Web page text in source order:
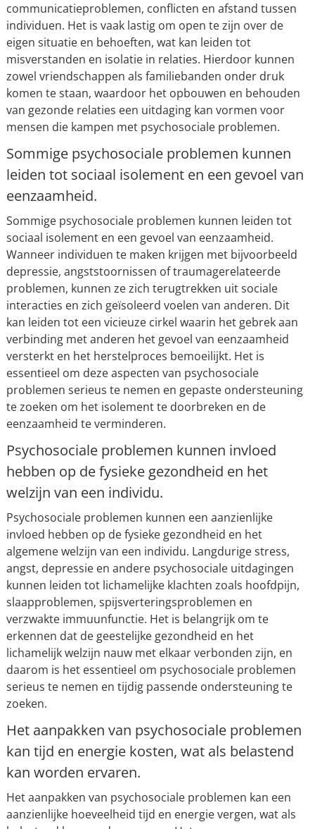
communicatieproblemen, conflicten en afstand tussen
individuen. Het is vaak lastig om open te zijn over de
eigen situatie en behoeften, wat kan leiden tot
misverstanden en isolatie in relaties. Hierdoor kunnen
zowel vriendschappen als familiebanden onder druk
komen te staan, waardoor het opbouwen en behouden
van gezonde relaties een uitdaging kan vormen voor
mensen die kampen met psychosociale problemen.
Sommige psychosociale problemen kunnen
leiden tot sociaal isolement en een gevoel van
eenzaamheid.
Sommige psychosociale problemen kunnen leiden tot
sociaal isolement en een gevoel van eenzaamheid.
Wanneer individuen te maken krijgen met bijvoorbeeld
depressie, angststoornissen of traumagerelateerde
problemen, kunnen ze zich terugtrekken uit sociale
interacties en zich geïsoleerd voelen van anderen. Dit
kan leiden tot een vicieuze cirkel waarin het gebrek aan
verbinding met anderen het gevoel van eenzaamheid
versterkt en het herstelproces bemoeilijkt. Het is
essentieel om deze aspecten van psychosociale
problemen serieus te nemen en gepaste ondersteuning
te zoeken om het isolement te doorbreken en de
eenzaamheid te verminderen.
Psychosociale problemen kunnen invloed
hebben op de fysieke gezondheid en het
welzijn van een individu.
Psychosociale problemen kunnen een aanzienlijke
invloed hebben op de fysieke gezondheid en het
algemene welzijn van een individu. Langdurige stress,
angst, depressie en andere psychosociale uitdagingen
kunnen leiden tot lichamelijke klachten zoals hoofdpijn,
slaapproblemen, spijsverteringsproblemen en
verzwakte immuunfunctie. Het is belangrijk om te
erkennen dat de geestelijke gezondheid en het
lichamelijk welzijn nauw met elkaar verbonden zijn, en
daarom is het essentieel om psychosociale problemen
serieus te nemen en tijdig passende ondersteuning te
zoeken.
Het aanpakken van psychosociale problemen
kan tijd en energie kosten, wat als belastend
kan worden ervaren.
Het aanpakken van psychosociale problemen kan een
aanzienlijke hoeveelheid tijd en energie vergen, wat als